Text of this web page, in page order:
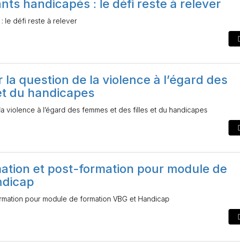
handicapés : le défi reste à relever
le défi reste à relever
question de la violence à l’égard des
du handicapes
violence à l’égard des femmes et des filles et du handicapes
et post-formation pour module de
pour module de formation VBG et Handicap